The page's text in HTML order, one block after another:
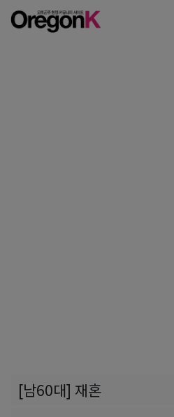
[남60대] 재혼